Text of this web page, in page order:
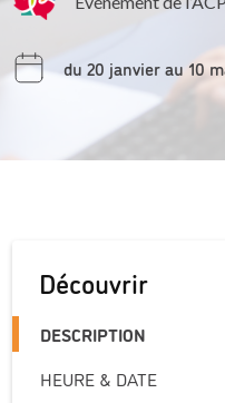
du 20 janvier au 10
Découvrir
DESCRIPTION
HEURE & DATE